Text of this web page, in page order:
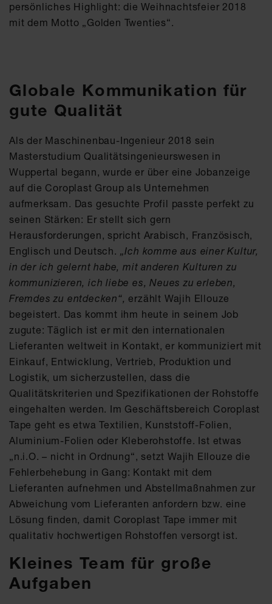
persönliches Highlight: die Weihnachtsfeier 2018
mit dem Motto „Golden Twenties“.
Globale Kommunikation für
gute Qualität
Als der Maschinenbau-Ingenieur 2018 sein
Masterstudium Qualitätsingenieurswesen in
Wuppertal begann, wurde er über eine Jobanzeige
auf die Coroplast Group als Unternehmen
aufmerksam. Das gesuchte Profil passte perfekt zu
seinen Stärken: Er stellt sich gern
Herausforderungen, spricht Arabisch, Französisch,
Englisch und Deutsch. „Ich komme aus einer Kultur,
in der ich gelernt habe, mit anderen Kulturen zu
kommunizieren, ich liebe es, Neues zu erleben,
Fremdes zu entdecken“, erzählt Wajih Ellouze
begeistert. Das kommt ihm heute in seinem Job
zugute: Täglich ist er mit den internationalen
Lieferanten weltweit in Kontakt, er kommuniziert mit
Einkauf, Entwicklung, Vertrieb, Produktion und
Logistik, um sicherzustellen, dass die
Qualitätskriterien und Spezifikationen der Rohstoffe
eingehalten werden. Im Geschäftsbereich Coroplast
Tape geht es etwa Textilien, Kunststoff-Folien,
Aluminium-Folien oder Kleberohstoffe. Ist etwas
„n.i.O. – nicht in Ordnung“, setzt Wajih Ellouze die
Fehlerbehebung in Gang: Kontakt mit dem
Lieferanten aufnehmen und Abstellmaßnahmen zur
Abweichung vom Lieferanten anfordern bzw. eine
Lösung finden, damit Coroplast Tape immer mit
qualitativ hochwertigen Rohstoffen versorgt ist.
Kleines Team für große
Aufgaben